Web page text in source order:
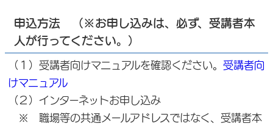
申込方法 （※お申し込みは、必ず、受講者本
人が行ってください。）
（１）受講者向けマニュアルを確認ください。 受講者向
けマニュアル
（２）インターネットお申し込み
※ 職場等の共通メールアドレスではなく、受講者本